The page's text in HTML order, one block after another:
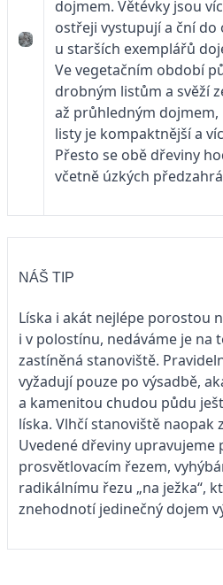
dojmem. Větévky jsou
ostřeji vystupují a ční do
u starších exemplářů
Ve vegetačním období
drobným listům a svěží
až průhledným dojmem,
listy je kompaktnější a
Přesto se obě dřeviny
včetně úzkých
NÁŠ TIP
Líska i akát nejlépe porostou
i v polostínu, nedáváme je na
zastíněná stanoviště.
vyžadují pouze po výsadbě,
a kamenitou chudou půdu
líska. Vlhčí stanoviště naopak
Uvedené dřeviny upravujeme
prosvětlovacím řezem,
radikálnímu řezu „na ježka“,
znehodnotí jedinečný dojem